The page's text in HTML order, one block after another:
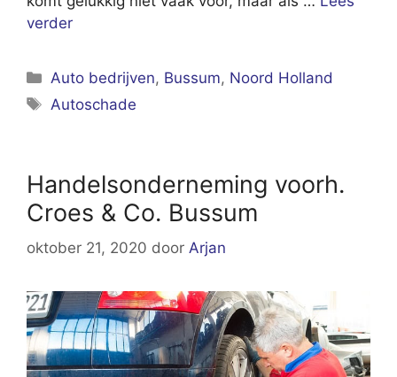
verder
Categorieën
Auto bedrijven, Bussum, Noord Holland
Tags
Autoschade
Handelsonderneming voorh.
Croes & Co. Bussum
oktober 21, 2020 door Arjan